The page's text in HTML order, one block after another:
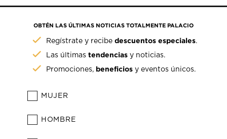
OBTÉN LAS ÚLTIMAS NOTICIAS TOTALMENTE PALACIO
Regístrate y recibedescuentos especiales.
Las últimastendencias y noticias.
Promociones, beneficios y eventos únicos.
MUJER
HOMBRE